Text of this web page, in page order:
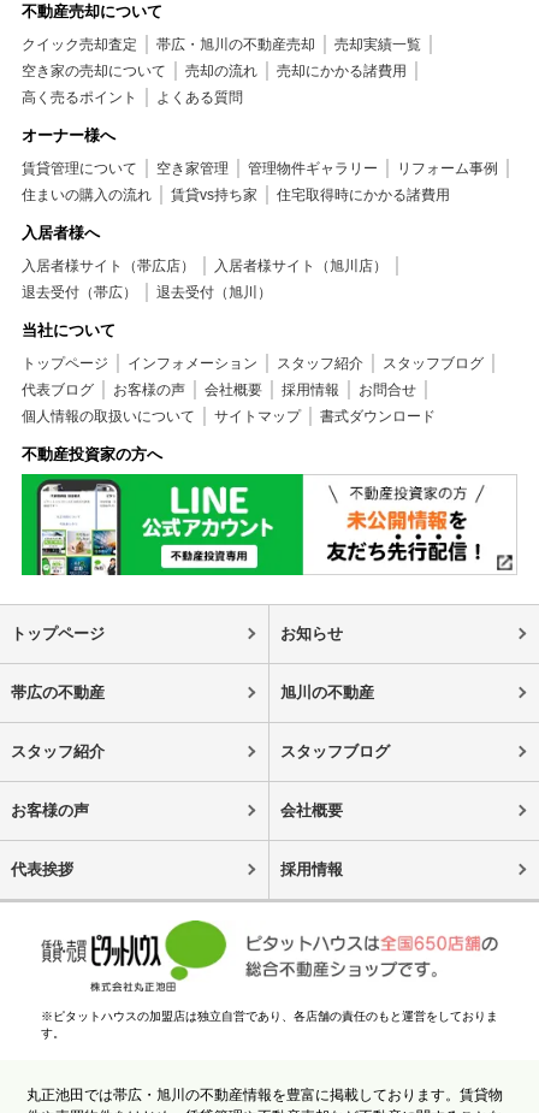
不動産売却について
クイック売却査定 帯広・旭川の不動産売却
売却実績一覧
空き家の売却について
売却の流れ
売却にかかる諸費用
高く売るポイント
よくある質問
オーナー様へ
賃貸管理について 空き家管理 管理物件ギャラリー
リフォーム事例
住まいの購入の流れ
賃貸vs持ち家 住宅取得時にかかる諸費用
入居者様へ
入居者様サイト（帯広店）
入居者様サイト（旭川店）
退去受付（帯広）
退去受付（旭川）
当社について
トップページ インフォメーション スタッフ紹介
スタッフブログ
代表ブログ
お客様の声 会社概要 採用情報
お問合せ
個人情報の取扱いについて
サイトマップ 書式ダウンロード
不動産投資家の方へ
トップページ お知らせ
帯広の不動産 旭川の不動産
スタッフ紹介 スタッフブログ
お客様の声 会社概要
代表挨拶 採用情報
※ピタットハウスの加盟店は独立自営であり、各店舗の責任のもと運営をしておりま
す。
丸正池田では帯広・旭川の不動産情報を豊富に掲載しております。賃貸物